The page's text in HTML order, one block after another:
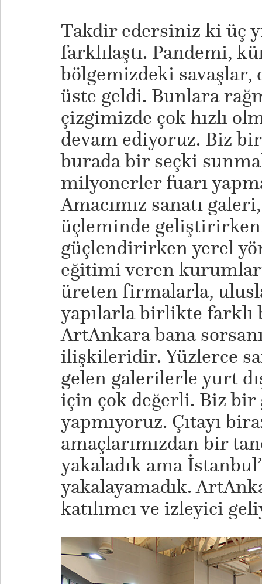
​Takdir edersiniz ki üç
farklılaştı. Pandemi,
bölgemizdeki
üste geldi. Bunlara
çizgimizde çok hızlı
devam ediyoruz. Biz
burada bir seçki
milyonerler fuarı
Amacımız sanatı
üçleminde geliştirirken,
güçlendirirken yerel
eğitimi veren
üreten firmalarla,
yapılarla birlikte
ArtAnkara bana
ilişkileridir. Yüzlerce
gelen galerilerle yurt
için çok değerli. Biz bir
yapmıyoruz. Çıtayı
amaçlarımızdan bir
yakaladık ama
yakalayamadık.
katılımcı ve izleyici